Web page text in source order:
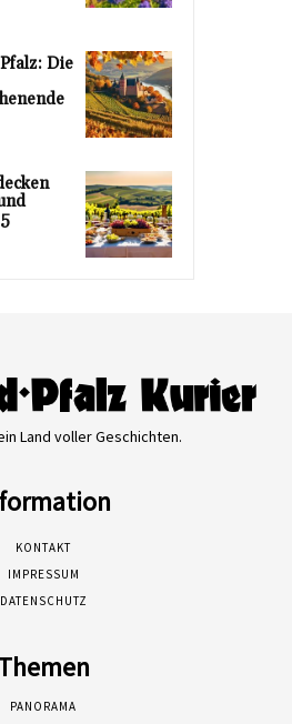
Die
Land voller Geschichten.
KONTAKT
IMPRESSUM
DATENSCHUTZ
PANORAMA